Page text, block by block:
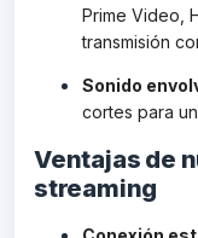
Prime Video,
transmisión
Sonido
cortes para
Ventajas de
streaming